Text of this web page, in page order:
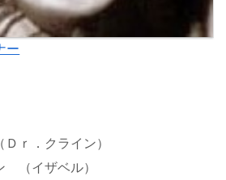
ー
ｒ．クライン）
（イザベル）